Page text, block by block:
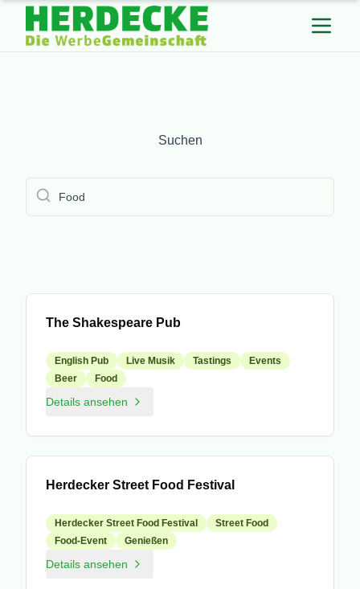
Suchen
The Shakespeare Pub
English Pub Live Musik Tastings
Events
Beer
Food
Details ansehen
Herdecker Street Food Festival
Herdecker Street Food Festival
Street Food
Food-Event
Genießen
Details ansehen